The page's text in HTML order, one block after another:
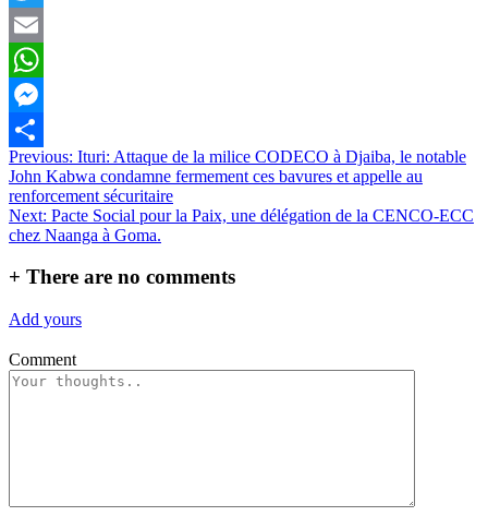
Twitter
Email
WhatsApp
Messenger
Partager
Navigation
de
l’article
Previous: Ituri: Attaque de la milice CODECO à Djaiba, le notable
John Kabwa condamne fermement ces bavures et appelle au
renforcement sécuritaire
Next: Pacte Social pour la Paix, une délégation de la CENCO-ECC
chez Naanga à Goma.
+ There are no comments
Add yours
Comment